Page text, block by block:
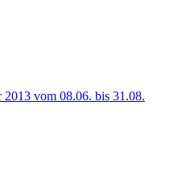
2013 vom 08.06. bis 31.08.